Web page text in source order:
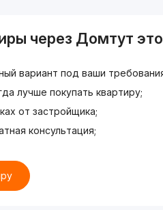
через Домтут
вариант под ваши
лучше покупать квартиру;
от застройщика;
консультация;